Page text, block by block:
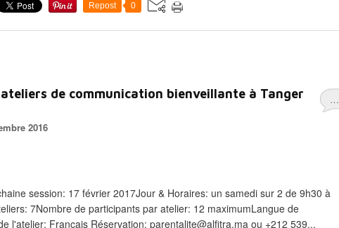
Repost 0
…
ateliers de communication bienveillante à Tanger
2016
session: 17 février 2017Jour & Horaires: un samedi sur 2 de 9h30 à
7Nombre de participants par atelier: 12 maximumLangue de
l'atelier: Français Réservation: parentalite@alfitra.ma ou +212 539...